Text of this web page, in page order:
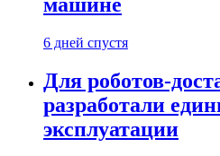
машине
6 дней спустя
Для роботов-
разработали
эксплуатации